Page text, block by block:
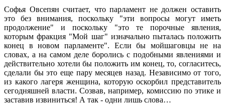
Софья Овсепян считает, что парламент не должен оставить
это без внимания, поскольку "эти вопросы могут иметь
продолжение" и поскольку "это те порочные явления,
которым фракция "Мой шаг" изначально пыталась положить
конец в новом парламенте". Если бы мойшаговцы не на
словах, а на самом деле боролись с подобными явлениями и
действительно хотели бы положить им конец, то, согласитесь,
сделали бы это еще пару месяцев назад. Независимо от того,
из какого лагеря женщина, которую оскорбил представитель
сегодняшней власти. Созвав, например, комиссию по этике и
заставив извиниться! А так - одни лишь слова…